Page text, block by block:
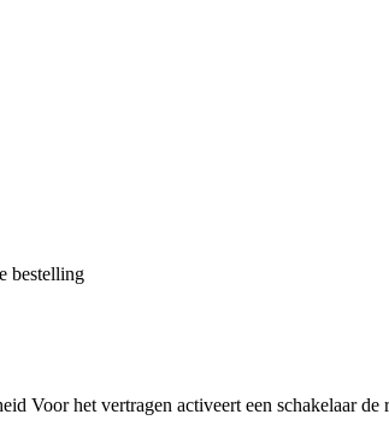
bestelling
Voor het vertragen activeert een schakelaar de